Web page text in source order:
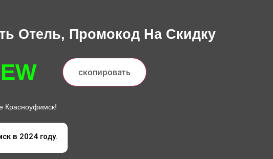
Отель, Промокод На Скидку
скопировать
Красноуфимск!
в 2024 году.